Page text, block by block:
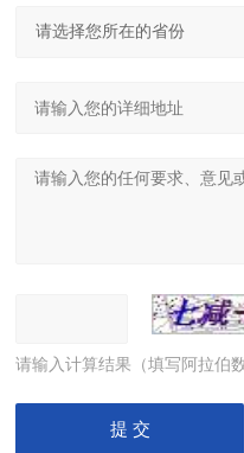
请输入计算结果（填写阿拉伯